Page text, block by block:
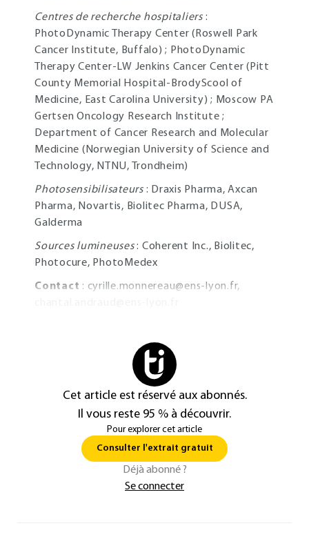
Centres de recherche hospitaliers:
PhotoDynamic Therapy Center (Roswell Park
Cancer Institute, Buffalo) ; PhotoDynamic
Therapy Center-LW Jenkins Cancer Center (Pitt
County Memorial Hospital-BrodyScool of
Medicine, East Carolina University) ; Moscow PA
Gertsen Oncology Research Institute ;
Department of Cancer Research and Molecular
Medicine (Norwegian University of Science and
Technology, NTNU, Trondheim)
Photosensibilisateurs: Draxis Pharma, Axcan
Pharma, Novartis, Biolitec Pharma, DUSA,
Galderma
Sources lumineuses: Coherent Inc., Biolitec,
Photocure, PhotoMedex
Contact : cyrille.monnereau@ens-lyon.fr,
Cet article est réservé aux abonnés.
Il vous reste 95 % à découvrir.
Pour explorer cet article
Consulter l'extrait gratuit
Déjà abonné ?
Se connecter